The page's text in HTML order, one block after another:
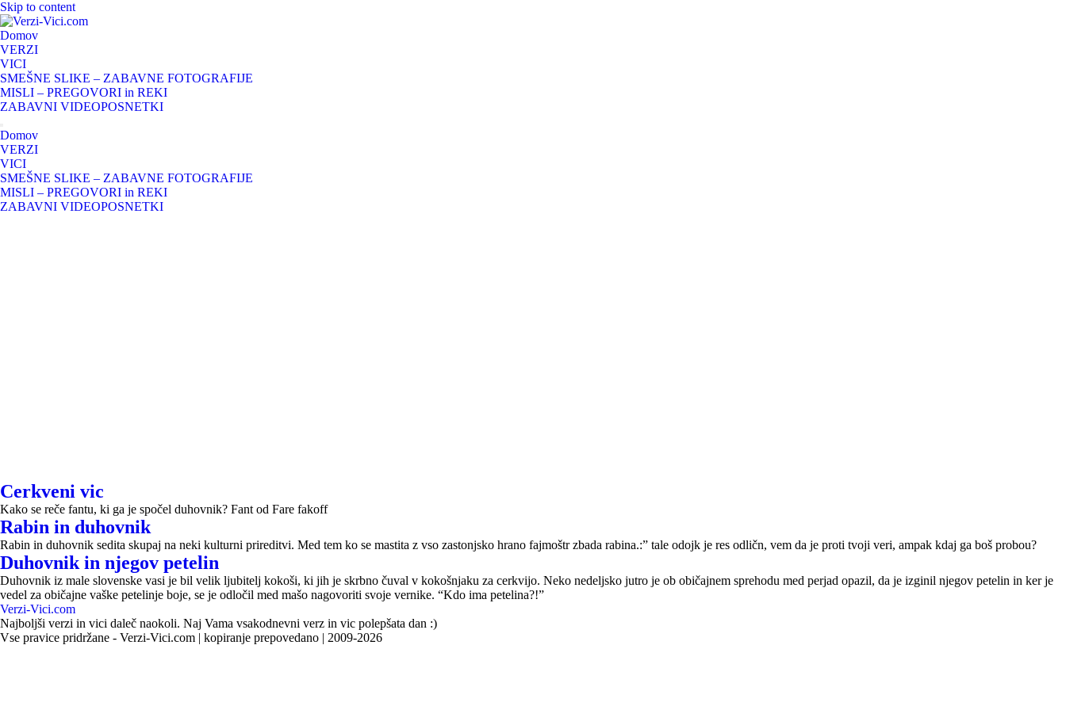
Skip to content
Domov
VERZI
VICI
SMEŠNE SLIKE – ZABAVNE FOTOGRAFIJE
MISLI – PREGOVORI in REKI
ZABAVNI VIDEOPOSNETKI
Domov
VERZI
VICI
SMEŠNE SLIKE – ZABAVNE FOTOGRAFIJE
MISLI – PREGOVORI in REKI
ZABAVNI VIDEOPOSNETKI
Cerkveni vic
Kako se reče fantu, ki ga je spočel duhovnik? Fant od Fare fakoff
Rabin in duhovnik
Rabin in duhovnik sedita skupaj na neki kulturni prireditvi. Med tem ko se mastita z vso zastonjsko hrano fajmoštr zbada rabina.:” tale odojk je res odličn, vem da je proti tvoji veri, ampak kdaj ga boš probou?
Duhovnik in njegov petelin
Duhovnik iz male slovenske vasi je bil velik ljubitelj kokoši, ki jih je skrbno čuval v kokošnjaku za cerkvijo. Neko nedeljsko jutro je ob običajnem sprehodu med perjad opazil, da je izginil njegov petelin in ker je
vedel za običajne vaške petelinje boje, se je odločil med mašo nagovoriti svoje vernike. “Kdo ima petelina?!”
Verzi-Vici.com
Najboljši verzi in vici daleč naokoli. Naj Vama vsakodnevni verz in vic polepšata dan :)
Vse pravice pridržane - Verzi-Vici.com | kopiranje prepovedano | 2009-2026